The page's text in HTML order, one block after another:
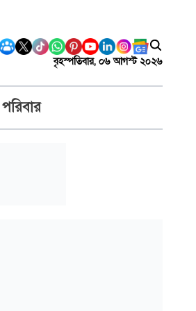
বৃহস্পতিবার, ০৬ আগস্ট ২০২৬